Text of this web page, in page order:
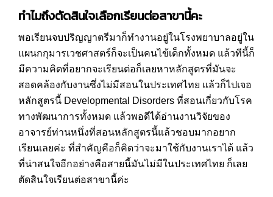
ทำไมถึงตัดสินใจเลือกเรียนต่อสาขานี้คะ
พอเรียนจบปริญญาตรีมาก็ทำงานอยู่ในโรงพยาบาลอยู่ใน
แผนกกุมารเวชศาสตร์ก็จะเป็นคนไข้เด็กทั้งหมด แล้วทีนี้ก็
มีความคิดที่อยากจะเรียนต่อก็เลยหาหลักสูตรที่มันจะ
สอดคล้องกับงานซึ่งไม่มีสอนในประเทศไทย แล้วก็ไปเจอ
หลักสูตรนี้ Developmental Disorders ที่สอนเกี่ยวกับโรค
ทางพัฒนาการทั้งหมด แล้วพอดีได้อ่านงานวิจัยของ
อาจารย์ท่านหนึ่งที่สอนหลักสูตรนี้แล้วชอบมากอยาก
เรียนเลยค่ะ ที่สำคัญคือก็คิดว่าจะมาใช้กับงานเราได้ แล้ว
ที่น่าสนใจอีกอย่างคือสายนี้มันไม่มีในประเทศไทย ก็เลย
ตัดสินใจเรียนต่อสาขานี้ค่ะ